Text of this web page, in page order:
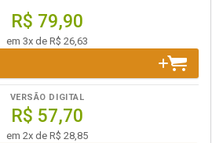
R$ 79,90
em 3x de R$ 26,63
VERSÃO DIGITAL
R$ 57,70
em 2x de R$ 28,85